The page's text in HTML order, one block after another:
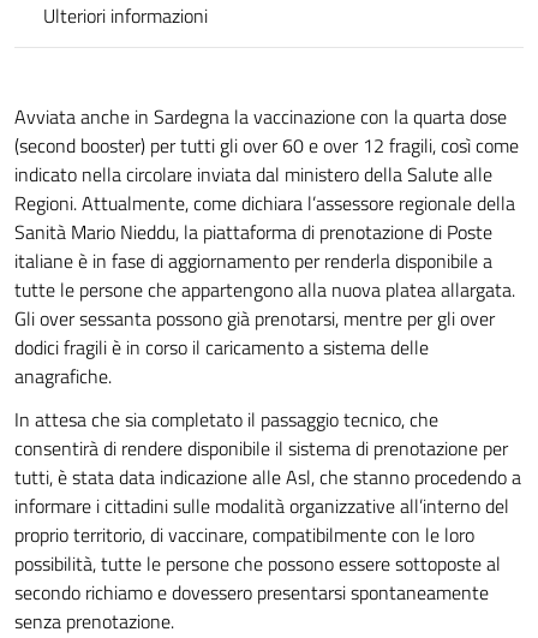
Ulteriori informazioni
Avviata anche in Sardegna la vaccinazione con la quarta dose
(second booster) per tutti gli over 60 e over 12 fragili, così come
indicato nella circolare inviata dal ministero della Salute alle
Regioni. Attualmente, come dichiara l’assessore regionale della
Sanità Mario Nieddu, la piattaforma di prenotazione di Poste
italiane è in fase di aggiornamento per renderla disponibile a
tutte le persone che appartengono alla nuova platea allargata.
Gli over sessanta possono già prenotarsi, mentre per gli over
dodici fragili è in corso il caricamento a sistema delle
anagrafiche.
In attesa che sia completato il passaggio tecnico, che
consentirà di rendere disponibile il sistema di prenotazione per
tutti, è stata data indicazione alle Asl, che stanno procedendo a
informare i cittadini sulle modalità organizzative all’interno del
proprio territorio, di vaccinare, compatibilmente con le loro
possibilità, tutte le persone che possono essere sottoposte al
secondo richiamo e dovessero presentarsi spontaneamente
senza prenotazione.